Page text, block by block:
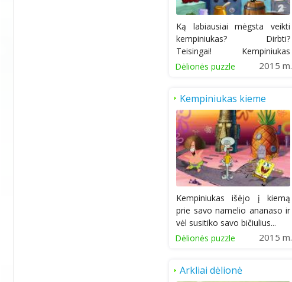
Ką labiausiai mėgsta veikti
kempiniukas? Dirbti?
Teisingai! Kempiniukas
mėgsta kasdien kepti...
Dėlionės puzzle 2015 m.
Kempiniukas kieme
Kempiniukas išėjo į kiemą
prie savo namelio ananaso ir
vėl susitiko savo bičiulius...
Dėlionės puzzle
2015 m.
Arkliai dėlionė